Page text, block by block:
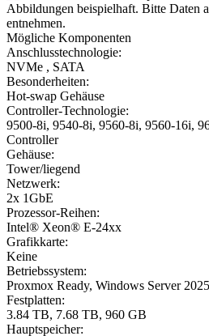
Abbildungen beispielhaft. Bitte Daten
entnehmen.
Mögliche Komponenten
Anschlusstechnologie:
NVMe , SATA
Besonderheiten:
Hot-swap Gehäuse
Controller-Technologie:
9500-8i, 9540-8i, 9560-8i, 9560-16i,
Controller
Gehäuse:
Tower/liegend
Netzwerk:
2x 1GbE
Prozessor-Reihen:
Intel® Xeon® E-24xx
Grafikkarte:
Keine
Betriebssystem:
Proxmox Ready, Windows Server
Festplatten:
3.84 TB, 7.68 TB, 960 GB
Hauptspeicher: